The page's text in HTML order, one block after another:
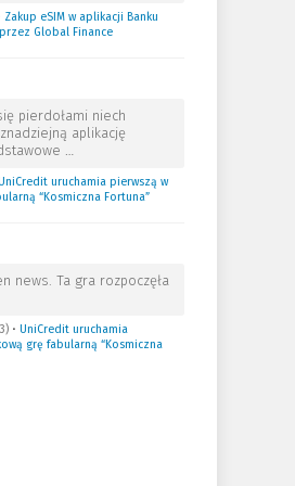
Zakup eSIM w aplikacji Banku
Global Finance
pierdołami niech
aplikację
…
uruchamia pierwszą w
“Kosmiczna Fortuna”
news. Ta gra rozpoczęła
• UniCredit uruchamia
grę fabularną “Kosmiczna